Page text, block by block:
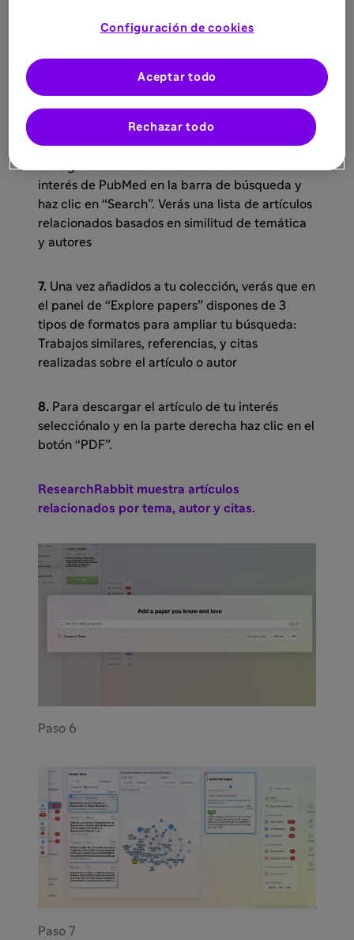
Ingresa a Research Rabbit y haz clic en crear
creada anteriormente, solo debes hacer click
interés de PubMed en la barra de búsqueda y
haz clic en “Search”. Verás una lista de artículos
relacionados basados en similitud de temática
y autores
7. Una vez añadidos a tu colección, verás que en
el panel de “Explore papers” dispones de 3
tipos de formatos para ampliar tu búsqueda:
Trabajos similares, referencias, y citas
realizadas sobre el artículo o autor
8. Para descargar el artículo de tu interés
selecciónalo y en la parte derecha haz clic en el
botón “PDF”.
ResearchRabbit muestra artículos
relacionados por tema, autor y citas.
Paso 6
Paso 7
Configuración de cookies
Rechazar todo
Aceptar todo